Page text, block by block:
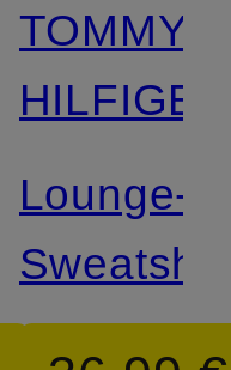
Mix &
Match
TOMMY
Lounge-